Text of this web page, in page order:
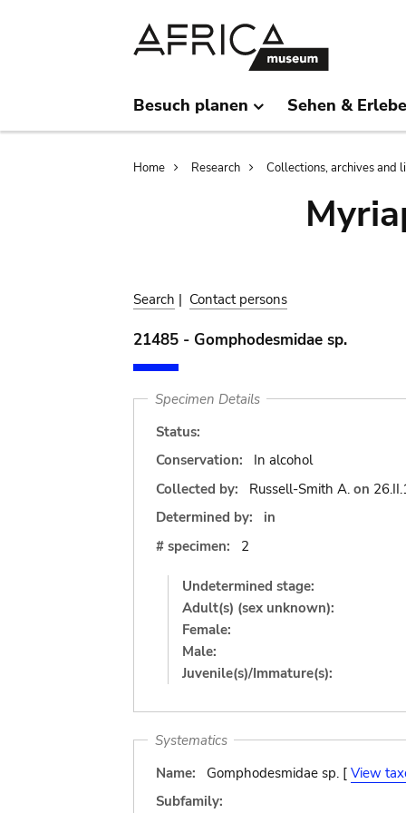
Besuch planen Sehen &
Breadcrumb
Home Research Collections, archives and
Search | Contact persons
21485 - Gomphodesmidae sp.
Specimen Details
Status:
Conservation:
In alcohol
Collected by:
Russell-Smith A. on
Determined by:
in
# specimen:
2
Undetermined stage:
Adult(s) (sex unknown):
Female:
Male:
Juvenile(s)/Immature(s):
Systematics
Name:
Gomphodesmidae sp. [ View
Subfamily: